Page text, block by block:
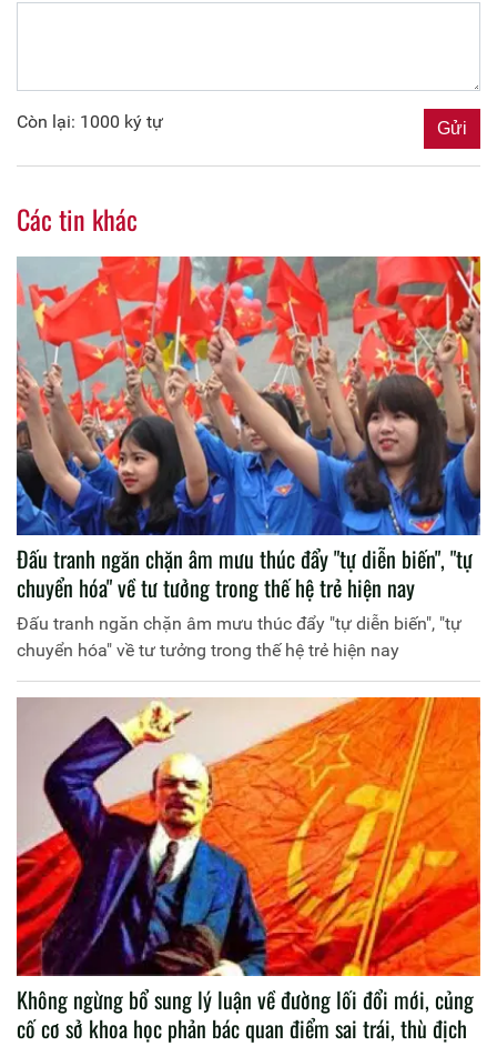
Còn lại: 1000 ký tự
Các tin khác
Đấu tranh ngăn chặn âm mưu thúc đẩy "tự diễn biến", "tự
chuyển hóa" về tư tưởng trong thế hệ trẻ hiện nay
Đấu tranh ngăn chặn âm mưu thúc đẩy "tự diễn biến", "tự
chuyển hóa" về tư tưởng trong thế hệ trẻ hiện nay
Không ngừng bổ sung lý luận về đường lối đổi mới, củng
cố cơ sở khoa học phản bác quan điểm sai trái, thù địch